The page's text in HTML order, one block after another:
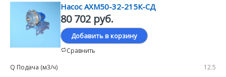
Насос АХМ50-32-215К-СД
80 702 руб.
Добавить в корзину
Сравнить
12.5